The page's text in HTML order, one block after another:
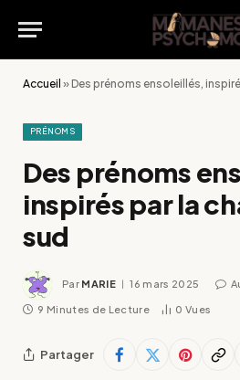
Accueil »Des prénoms ensoleillés,
PRÉNOMS
Des prénoms
inspirés par la
sud
Par MARIE 16 mars 2025
9 Minutes de Lecture 0 Vues
Partager